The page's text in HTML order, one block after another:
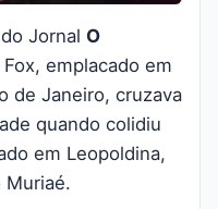
Jornal O
emplacado em
de Janeiro, cruzava
quando colidiu
em Leopoldina,
Muriaé.